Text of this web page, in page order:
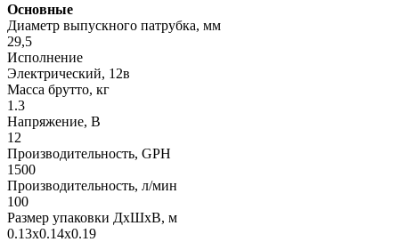
Основные
Диаметр выпускного патрубка, мм
29,5
Исполнение
Электрический, 12в
Масса брутто, кг
1.3
Напряжение, В
12
Производительность, GPH
1500
Производительность, л/мин
100
Размер упаковки ДхШхВ, м
0.13x0.14x0.19